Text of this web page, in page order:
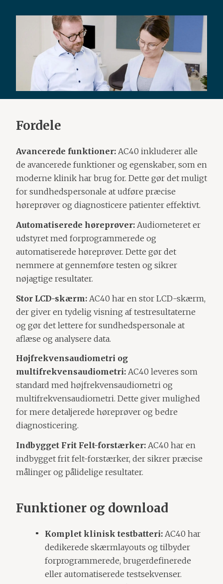
Fordele
Avancerede funktioner: AC40 inkluderer alle
de avancerede funktioner og egenskaber, som en
moderne klinik har brug for. Dette gør det muligt
for sundhedspersonale at udføre præcise
høreprøver og diagnosticere patienter effektivt.
Automatiserede høreprøver: Audiometeret er
udstyret med forprogrammerede og
automatiserede høreprøver. Dette gør det
nemmere at gennemføre testen og sikrer
nøjagtige resultater.
Stor LCD-skærm: AC40 har en stor LCD-skærm,
der giver en tydelig visning af testresultaterne
og gør det lettere for sundhedspersonale at
aflæse og analysere data.
Højfrekvensaudiometri og
multifrekvensaudiometri: AC40 leveres som
standard med højfrekvensaudiometri og
multifrekvensaudiometri. Dette giver mulighed
for mere detaljerede høreprøver og bedre
diagnosticering.
Indbygget Frit Felt-forstærker: AC40 har en
indbygget frit felt-forstærker, der sikrer præcise
målinger og pålidelige resultater.
Funktioner og download
Komplet klinisk testbatteri:AC40 har
dedikerede skærmlayouts og tilbyder
forprogrammerede, brugerdefinerede
eller automatiserede testsekvenser.